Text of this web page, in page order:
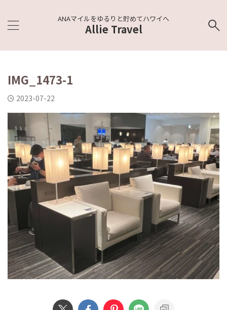
ANAマイルをゆるりと貯めてハワイへ
Allie Travel
IMG_1473-1
2023-07-22